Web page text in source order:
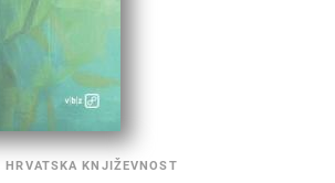
HRVATSKA KNJIŽEVNOST